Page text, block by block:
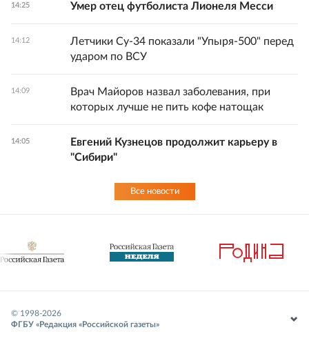
14:25 Умер отец футболиста Лионеля Месси
14:12
Летчики Су-34 показали "Упыря-500" перед
ударом по ВСУ
14:09
Врач Майоров назвал заболевания, при
которых лучше не пить кофе натощак
14:05
Евгений Кузнецов продолжит карьеру в
"Сибири"
Все новости
© 1998-2026
ФГБУ «Редакция «Российской газеты»